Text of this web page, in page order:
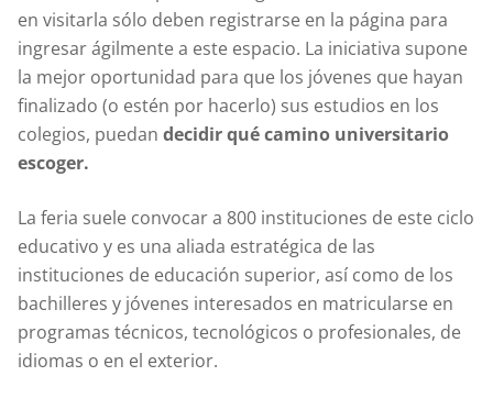
en visitarla sólo deben registrarse en la página para
ingresar ágilmente a este espacio. La iniciativa supone
la mejor oportunidad para que los jóvenes que hayan
finalizado (o estén por hacerlo) sus estudios en los
colegios, puedan decidir qué camino universitario
escoger.
La feria suele convocar a 800 instituciones de este ciclo
educativo y es una aliada estratégica de las
instituciones de educación superior, así como de los
bachilleres y jóvenes interesados en matricularse en
programas técnicos, tecnológicos o profesionales, de
idiomas o en el exterior.